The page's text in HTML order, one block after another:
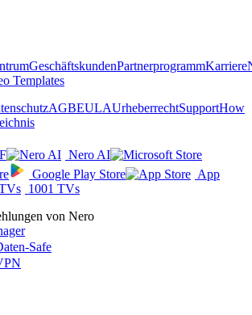
GeschäftskundenPartnerprogrammKarriere
Templates
AGBEULAUrheberrechtSupportHow
Nero AI
Google Play Store
App
1001 TVs
von Nero
Safe